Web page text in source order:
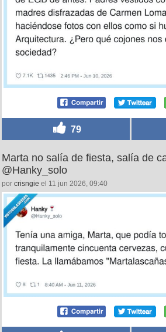
79
Marta no salía de fiesta, salía de
@Hanky_solo
por crisngie el 11 jun 2026, 09:40